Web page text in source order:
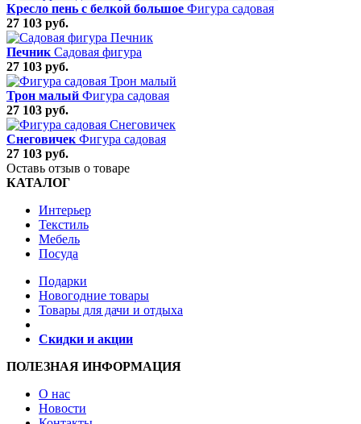
Кресло пень с белкой большое Фигура садовая
27 103 руб.
Печник Садовая фигура
27 103 руб.
Трон малый Фигура садовая
27 103 руб.
Снеговичек Фигура садовая
27 103 руб.
Оставь отзыв о товаре
КАТАЛОГ
Интерьер
Текстиль
Мебель
Посуда
Подарки
Новогодние товары
Товары для дачи и отдыха
Скидки и акции
ПОЛЕЗНАЯ ИНФОРМАЦИЯ
О нас
Новости